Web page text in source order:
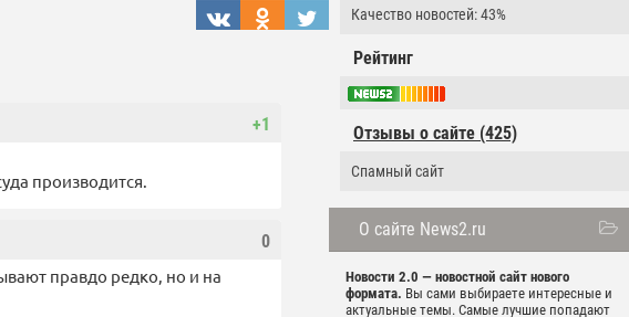
Качество новостей: 43%
Рейтинг
Отзывы о сайте (425)
Спамный сайт
О сайте News2.ru
Новости 2.0 — новостной сайт нового
формата. Вы сами выбираете интересные и
актуальные темы. Самые лучшие попадают
+1
производится.
0
правдо редко, но и на